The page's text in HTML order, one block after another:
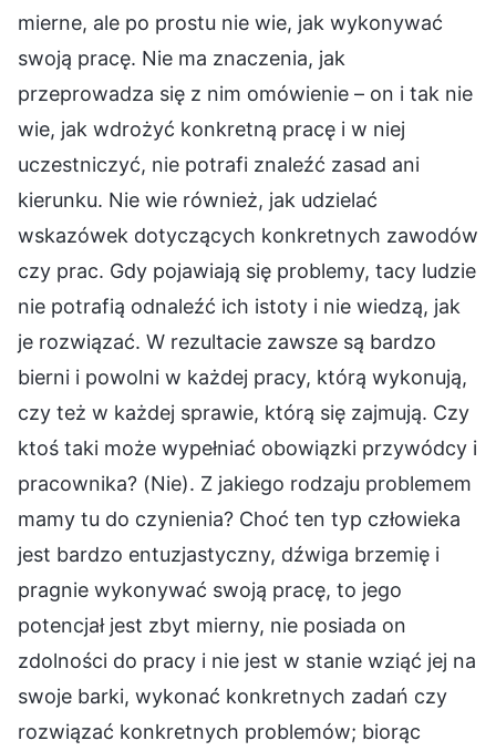
mierne, ale po prostu nie wie, jak wykonywać
swoją pracę. Nie ma znaczenia, jak
przeprowadza się z nim omówienie – on i tak nie
wie, jak wdrożyć konkretną pracę i w niej
uczestniczyć, nie potrafi znaleźć zasad ani
kierunku. Nie wie również, jak udzielać
wskazówek dotyczących konkretnych zawodów
czy prac. Gdy pojawiają się problemy, tacy ludzie
nie potrafią odnaleźć ich istoty i nie wiedzą, jak
je rozwiązać. W rezultacie zawsze są bardzo
bierni i powolni w każdej pracy, którą wykonują,
czy też w każdej sprawie, którą się zajmują. Czy
ktoś taki może wypełniać obowiązki przywódcy i
pracownika? (Nie). Z jakiego rodzaju problemem
mamy tu do czynienia? Choć ten typ człowieka
jest bardzo entuzjastyczny, dźwiga brzemię i
pragnie wykonywać swoją pracę, to jego
potencjał jest zbyt mierny, nie posiada on
zdolności do pracy i nie jest w stanie wziąć jej na
swoje barki, wykonać konkretnych zadań czy
rozwiązać konkretnych problemów; biorąc